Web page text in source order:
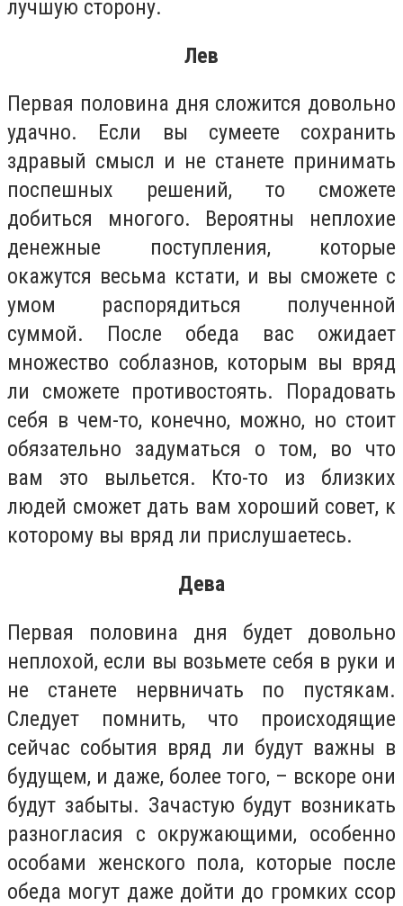
лучшую сторону.
Лев
Первая половина дня сложится довольно
удачно. Если вы сумеете сохранить
здравый смысл и не станете принимать
поспешных решений, то сможете
добиться многого. Вероятны неплохие
денежные поступления, которые
окажутся весьма кстати, и вы сможете с
умом распорядиться полученной
суммой. После обеда вас ожидает
множество соблазнов, которым вы вряд
ли сможете противостоять. Порадовать
себя в чем-то, конечно, можно, но стоит
обязательно задуматься о том, во что
вам это выльется. Кто-то из близких
людей сможет дать вам хороший совет, к
которому вы вряд ли прислушаетесь.
Дева
Первая половина дня будет довольно
неплохой, если вы возьмете себя в руки и
не станете нервничать по пустякам.
Следует помнить, что происходящие
сейчас события вряд ли будут важны в
будущем, и даже, более того, – вскоре они
будут забыты. Зачастую будут возникать
разногласия с окружающими, особенно
особами женского пола, которые после
обеда могут даже дойти до громких ссор